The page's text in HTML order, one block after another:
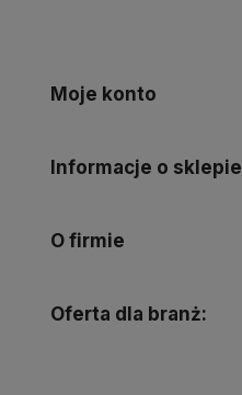
Moje konto
Informacje o sklepie
O firmie
Oferta dla branż: